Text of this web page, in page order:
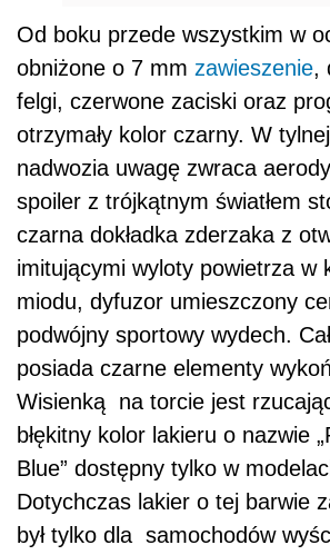
Od boku przede wszystkim w
obniżone o 7 mm zawieszenie,
felgi, czerwone zaciski oraz
otrzymały kolor czarny. W
nadwozia uwagę zwraca
spoiler z trójkątnym światłem
czarna dokładka zderzaka z
imitującymi wyloty powietrza w
miodu, dyfuzor umieszczony
podwójny sportowy wydech.
posiada czarne elementy
Wisienką na torcie jest
błękitny kolor lakieru o nazwie
Blue” dostępny tylko w
Dotychczas lakier o tej barwie
był tylko dla samochodów